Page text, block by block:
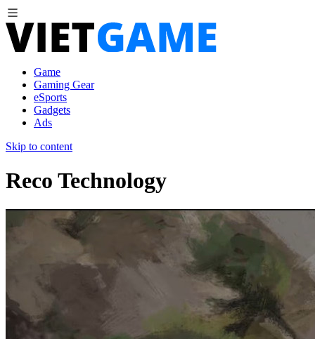
Game
Gaming Gear
eSports
Gadgets
Ads
Skip to content
Reco Technology